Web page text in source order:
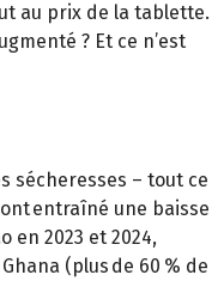
au prix de la tablette.
? Et ce n’est
sécheresses – tout ce
entraîné une baisse
en 2023 et 2024,
(plus de 60 % de